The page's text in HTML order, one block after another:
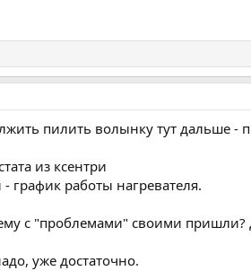
пилить волынку тут дальше -
из ксентри
график работы нагревателя.
с "проблемами" своими пришли?
уже достаточно.